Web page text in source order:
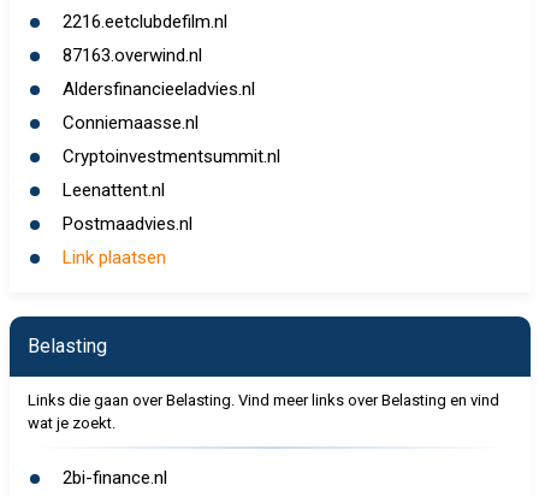
2216.eetclubdefilm.nl
87163.overwind.nl
Aldersfinancieeladvies.nl
Conniemaasse.nl
Cryptoinvestmentsummit.nl
Leenattent.nl
Postmaadvies.nl
Link plaatsen
Belasting
Links die gaan over Belasting. Vind meer links over Belasting en vind
wat je zoekt.
2bi-finance.nl